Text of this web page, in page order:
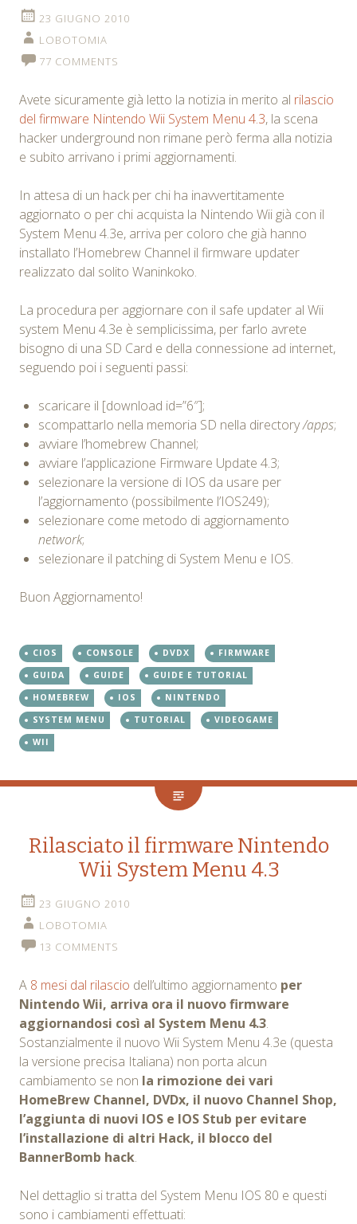
23 GIUGNO 2010
LOBOTOMIA
77 COMMENTS
Avete sicuramente già letto la notizia in merito al rilascio
del firmware Nintendo Wii System Menu 4.3, la scena
hacker underground non rimane però ferma alla notizia
e subito arrivano i primi aggiornamenti.
In attesa di un hack per chi ha inavvertitamente
aggiornato o per chi acquista la Nintendo Wii già con il
System Menu 4.3e, arriva per coloro che già hanno
installato l’Homebrew Channel il firmware updater
realizzato dal solito Waninkoko.
La procedura per aggiornare con il safe updater al Wii
system Menu 4.3e è semplicissima, per farlo avrete
bisogno di una SD Card e della connessione ad internet,
seguendo poi i seguenti passi:
scaricare il [download id=”6″];
scompattarlo nella memoria SD nella directory/apps;
avviare l’homebrew Channel;
avviare l’applicazione Firmware Update 4.3;
selezionare la versione di IOS da usare per
l’aggiornamento (possibilmente l’IOS249);
selezionare come metodo di aggiornamento
network;
selezionare il patching di System Menu e IOS.
Buon Aggiornamento!
CIOS CONSOLE DVDX
FIRMWARE
GUIDA
GUIDE
GUIDE E TUTORIAL
HOMEBREW
IOS
NINTENDO
SYSTEM MENU
TUTORIAL
VIDEOGAME
WII
Rilasciato il firmware Nintendo
Wii System Menu 4.3
23 GIUGNO 2010
LOBOTOMIA
13 COMMENTS
A 8 mesi dal rilascio dell’ultimo aggiornamento per
Nintendo Wii, arriva ora il nuovo firmware
aggiornandosi così al System Menu 4.3.
Sostanzialmente il nuovo Wii System Menu 4.3e (questa
la versione precisa Italiana) non porta alcun
cambiamento se non la rimozione dei vari
HomeBrew Channel, DVDx, il nuovo Channel Shop,
l’aggiunta di nuovi IOS e IOS Stub per evitare
l’installazione di altri Hack, il blocco del
BannerBomb hack.
Nel dettaglio si tratta del System Menu IOS 80 e questi
sono i cambiamenti effettuati: